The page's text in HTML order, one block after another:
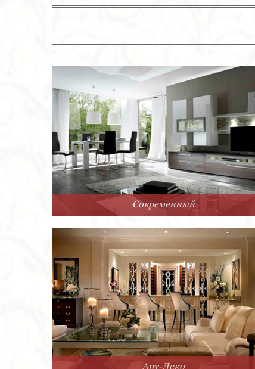
Современный
Арт-Деко